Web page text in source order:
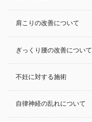
肩こりの改善について
ぎっくり腰の改善について
不妊に対する施術
自律神経の乱れについて